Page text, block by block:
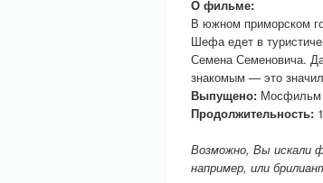
О фильме:
В южном приморском
Шефа едет в
Семена Семеновича.
знакомым — это
Выпущено: Мосфильм
Продолжительность:
Возможно, Вы искали
например, или